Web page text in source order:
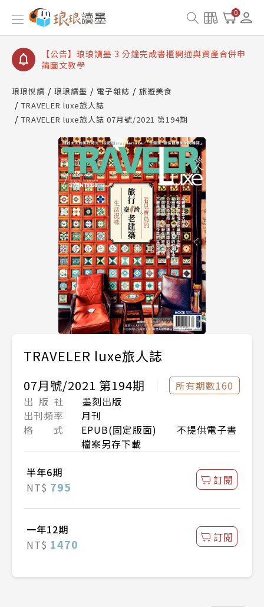
0
【公告】琅琅讀墨數位閱讀資產合併與書櫃開通申請
【公告】琅琅讀墨書櫃開通常見問題
【公告】琅琅讀墨 3 分鐘完成書櫃開通與資產合併申
請圖文教學
查詢
【公告】琅琅讀墨數位閱讀資產合併與書櫃開通申請
琅琅悅讀 琅琅讀墨 電子雜誌
旅遊美食
TRAVELER luxe旅人誌
TRAVELER luxe旅人誌 07月號/2021 第194期
TRAVELER luxe旅人誌
07月號/2021 第194期
所有期數160
出 版 社
墨刻出版
出刊頻率
月刊
格 式
EPUB(固定版面) 不提供電子書
檔案另存下載
半年6期
NT$ 795 訂閱
一年12期
NT$ 1470 訂閱